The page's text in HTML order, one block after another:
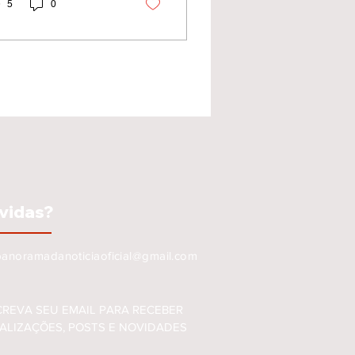
redução no
dos rios e
5 0
panoramadanoticiaoficial@gmail.com
SEU EMAIL PARA RECEBER
POSTS E NOVIDADES